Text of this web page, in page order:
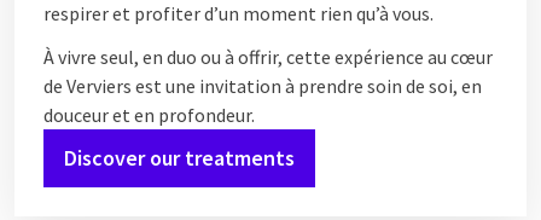
respirer et profiter d’un moment rien qu’à vous.
À vivre seul, en duo ou à offrir, cette expérience au cœur
de Verviers est une invitation à prendre soin de soi, en
douceur et en profondeur.
Discover our treatments